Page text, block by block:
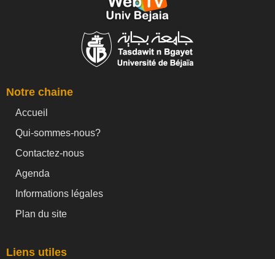
Notre chaine
Accueil
Qui-sommes-nous?
Contactez-nous
Agenda
Informations légales
Plan du site
Liens utiles